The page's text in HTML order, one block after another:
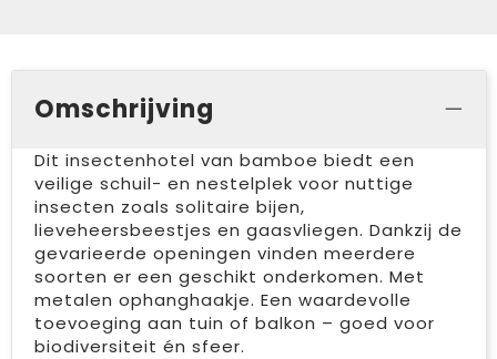
Omschrijving
Dit insectenhotel van bamboe biedt een
veilige schuil- en nestelplek voor nuttige
insecten zoals solitaire bijen,
lieveheersbeestjes en gaasvliegen. Dankzij de
gevarieerde openingen vinden meerdere
soorten er een geschikt onderkomen. Met
metalen ophanghaakje. Een waardevolle
toevoeging aan tuin of balkon – goed voor
biodiversiteit én sfeer.